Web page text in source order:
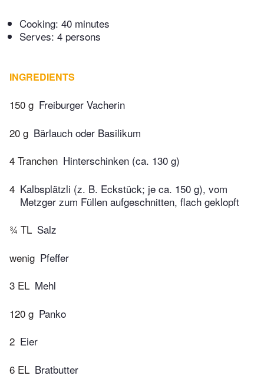
Cooking: 40 minutes
Serves: 4 persons
INGREDIENTS
150 g Freiburger Vacherin
20 g Bärlauch oder Basilikum
4 Tranchen Hinterschinken (ca. 130 g)
4 Kalbsplätzli (z. B. Eckstück; je ca. 150 g), vom
Metzger zum Füllen aufgeschnitten, flach geklopft
¾ TL Salz
wenig Pfeffer
3 EL Mehl
120 g Panko
2 Eier
6 EL Bratbutter